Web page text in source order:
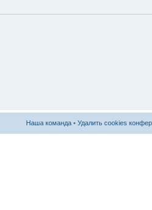
Наша команда • Удалить cookies